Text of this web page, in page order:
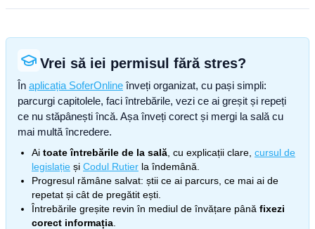
Vrei să iei permisul fără stres?
În aplicația SoferOnline înveți organizat, cu pași simpli:
parcurgi capitolele, faci întrebările, vezi ce ai greșit și repeți
ce nu stăpânești încă. Așa înveți corect și mergi la sală cu
mai multă încredere.
Ai toate întrebările de la sală , cu explicații clare, cursul de
legislație și Codul Rutier la îndemână.
Progresul rămâne salvat: știi ce ai parcurs, ce mai ai de
repetat și cât de pregătit ești.
Întrebările greșite revin în mediul de învățare până fixezi
corect informația